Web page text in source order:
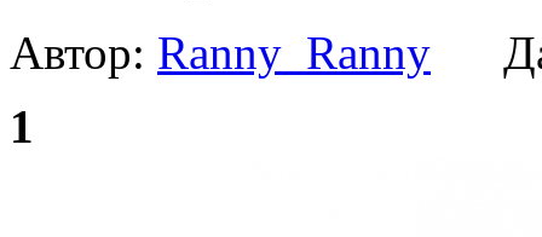
Автор: Ranny_Ranny
1